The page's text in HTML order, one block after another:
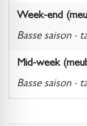
Week-end
Basse saison -
Mid-week
Basse saison -